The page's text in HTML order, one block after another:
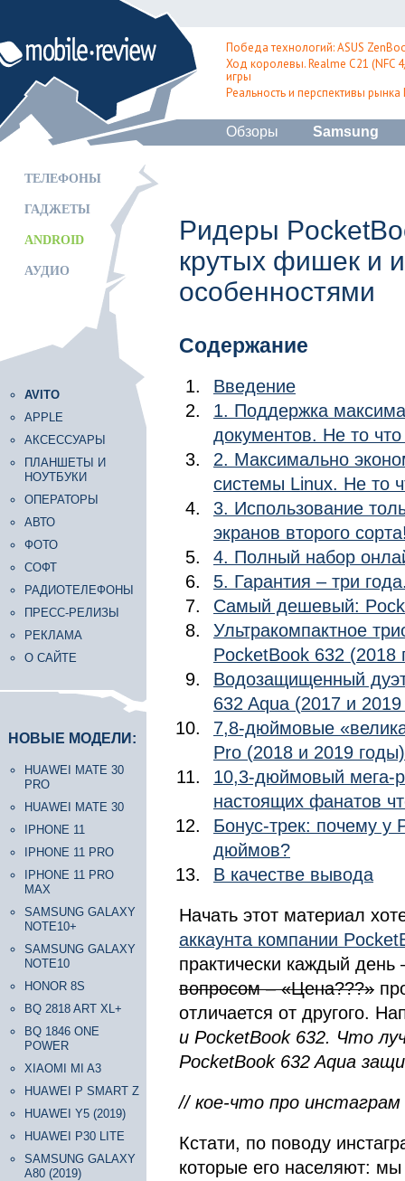
Победа технологий: ASUS
Ход королевы. Realme C21 (NFC
игры
Реальность и перспективы
Обзоры Samsung
ТЕЛЕФОНЫ
ГАДЖЕТЫ
ANDROID
АУДИО
AVITO
APPLE
АКСЕССУАРЫ
ПЛАНШЕТЫ И
НОУТБУКИ
ОПЕРАТОРЫ
АВТО
ФОТО
СОФТ
РАДИОТЕЛЕФОНЫ
ПРЕСС-РЕЛИЗЫ
РЕКЛАМА
О САЙТЕ
НОВЫЕ МОДЕЛИ:
HUAWEI MATE 30
PRO
HUAWEI MATE 30
IPHONE 11
IPHONE 11 PRO
IPHONE 11 PRO
MAX
SAMSUNG GALAXY
NOTE10+
SAMSUNG GALAXY
NOTE10
HONOR 8S
BQ 2818 ART XL+
BQ 1846 ONE
POWER
XIAOMI MI A3
HUAWEI P SMART Z
HUAWEI Y5 (2019)
HUAWEI P30 LITE
SAMSUNG GALAXY
A80 (2019)
Ридеры
крутых фишек и
особенностями
Содержание
Введение
1. Поддержка
документов. Не то
2. Максимально
системы Linux. Не то
3. Использование
экранов второго
4. Полный набор
5. Гарантия – три
Самый дешевый:
Ультракомпактное
PocketBook 632 (2018
Водозащищенный
632 Aqua (2017 и
7,8-дюймовые
Pro (2018 и 2019 годы)
10,3-дюймовый мега-
настоящих фанатов
Бонус-трек: почему у
дюймов?
В качестве вывода
Начать этот материал
аккаунта компании
практически каждый
вопросом – «Цена???»
отличается от другого.
и PocketBook 632. Что
PocketBook 632 Aqua
// кое-что про инстаграм
Кстати, по поводу
которые его населяют: